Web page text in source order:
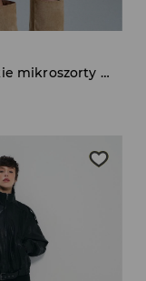
Jasnoniebieskie mikroszorty jeansowe low waist